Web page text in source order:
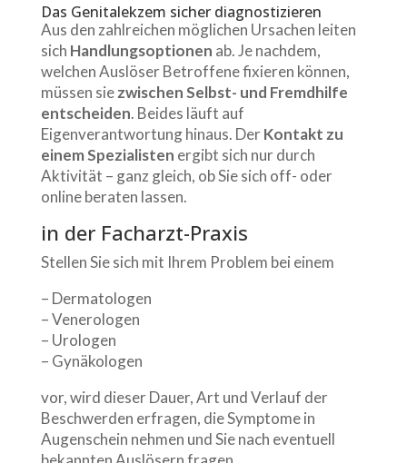
Das Genitalekzem sicher diagnostizieren
Aus den zahlreichen möglichen Ursachen leiten
sich Handlungsoptionen ab. Je nachdem,
welchen Auslöser Betroffene fixieren können,
müssen siezwischen Selbst- und Fremdhilfe
entscheiden. Beides läuft auf
Eigenverantwortung hinaus. DerKontakt zu
einem Spezialisten ergibt sich nur durch
Aktivität – ganz gleich, ob Sie sich off- oder
online beraten lassen.
in der Facharzt-Praxis
Stellen Sie sich mit Ihrem Problem bei einem
– Dermatologen
– Venerologen
– Urologen
– Gynäkologen
vor, wird dieser Dauer, Art und Verlauf der
Beschwerden erfragen, die Symptome in
Augenschein nehmen und Sie nach eventuell